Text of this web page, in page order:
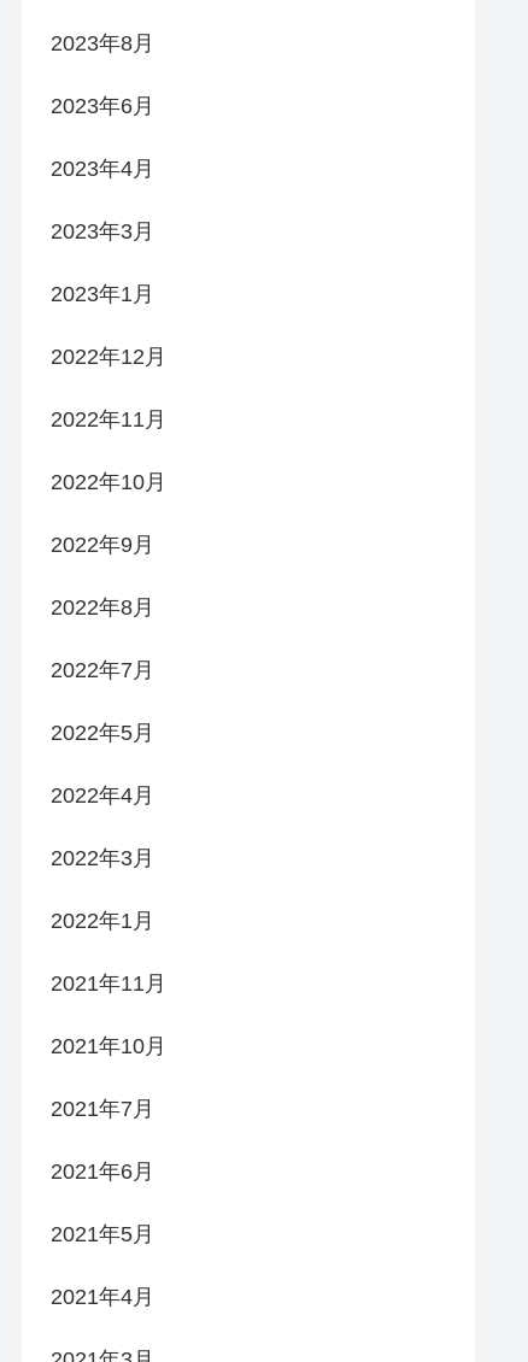
2023年8月
2023年6月
2023年4月
2023年3月
2023年1月
2022年12月
2022年11月
2022年10月
2022年9月
2022年8月
2022年7月
2022年5月
2022年4月
2022年3月
2022年1月
2021年11月
2021年10月
2021年7月
2021年6月
2021年5月
2021年4月